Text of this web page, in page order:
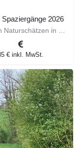
2026
Was? Eine abendliche Begegnung mit den Naturschätzen in unserer direkten Umgebung. Die Wildkräuter, die…
€ inkl. MwSt.